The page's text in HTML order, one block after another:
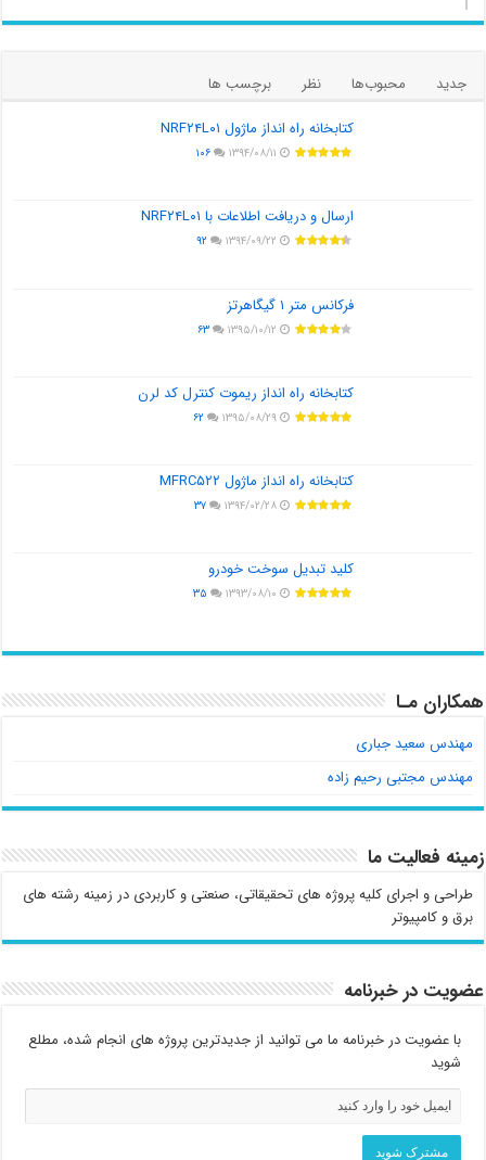
جدید محبوب‌ها نظر
برچسب ها
کتابخانه راه انداز ماژول NRF۲۴L۰۱
۱۳۹۴/۰۸/۱۱ ۱۰۶
ارسال و دریافت اطلاعات با NRF۲۴L۰۱
۱۳۹۴/۰۹/۲۲ ۹۲
فرکانس متر ۱ گیگاهرتز
۱۳۹۵/۱۰/۱۲ ۶۳
کتابخانه راه انداز ریموت کنترل کد لرن
۱۳۹۵/۰۸/۲۹ ۶۲
کتابخانه راه انداز ماژول MFRC۵۲۲
۱۳۹۴/۰۲/۲۸ ۳۷
کلید تبدیل سوخت خودرو
۱۳۹۳/۰۸/۱۰ ۳۵
همکاران مـا
مهندس سعید جباری
مهندس مجتبی رحیم زاده
زمینه فعالیت ما
طراحی و اجرای کلیه پروژه های تحقیقاتی، صنعتی و کاربردی در زمینه رشته های
برق و کامپیوتر
عضویت در خبرنامه
با عضویت در خبرنامه ما می توانید از جدیدترین پروژه های انجام شده، مطلع
شوید